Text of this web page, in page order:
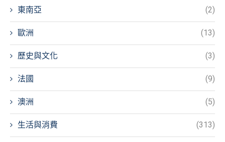
東南亞 (2)
歐洲 (13)
歷史與文化 (3)
法國 (9)
澳洲 (5)
生活與消費 (313)